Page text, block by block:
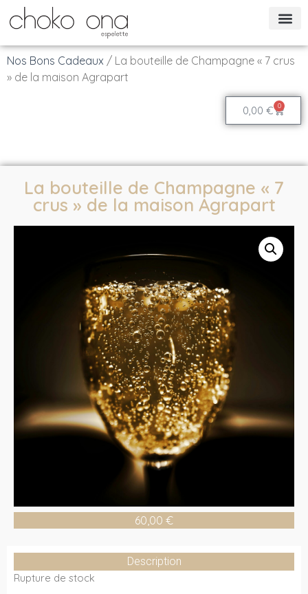
Nos Bons Cadeaux / La bouteille de Champagne « 7 crus
» de la maison Agrapart
0,00 € 0
La bouteille de Champagne « 7
crus » de la maison Agrapart
60,00 €
Description
Rupture de stock